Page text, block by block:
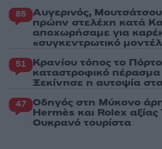
85 Αυγερινός,
πρώην στελέχη κατά
αποχωρήσαμε για
«συγκεντρωτικό
51 Κρανίου τόπος το
καταστροφικό
Ξεκίνησε η αυτοψία
47 Οδηγός στη Μύκονο
Hermès και Rolex
Ουκρανό τουρίστα